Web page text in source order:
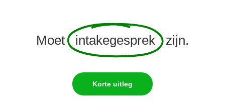
Moet intakegesprek zijn.
Korte uitleg